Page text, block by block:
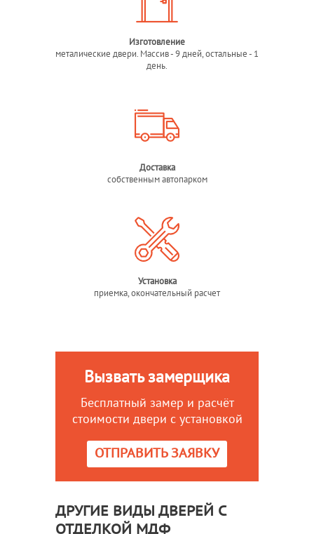
Изготовление
металические двери. Массив - 9 дней, остальные - 1
день.
Доставка
собственным автопарком
Установка
приемка, окончательный расчет
Вызвать замерщика
Бесплатный замер и расчёт
стоимости двери с установкой
ОТПРАВИТЬ ЗАЯВКУ
ДРУГИЕ ВИДЫ ДВЕРЕЙ С
ОТДЕЛКОЙ МДФ